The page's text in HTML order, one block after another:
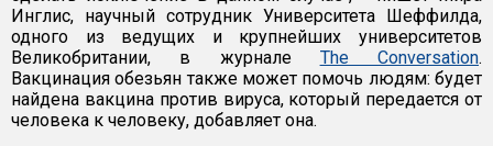
Инглис, научный сотрудник Университета Шеффилда,
одного из ведущих и крупнейших университетов
Великобритании, в журнале The Conversation.
Вакцинация обезьян также может помочь людям: будет
найдена вакцина против вируса, который передается от
человека к человеку, добавляет она.